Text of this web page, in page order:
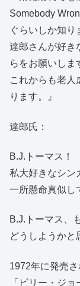
Somebody
ぐらいしか知り
達郎さんが好き
らをお願いしま
これからも老人
ります。』
達郎氏：
B.J.トーマス！
私大好きなシン
一所懸命真似し
B.J.トーマス、
どうしようかと
1972年に発売さ
「ビリー・ジ